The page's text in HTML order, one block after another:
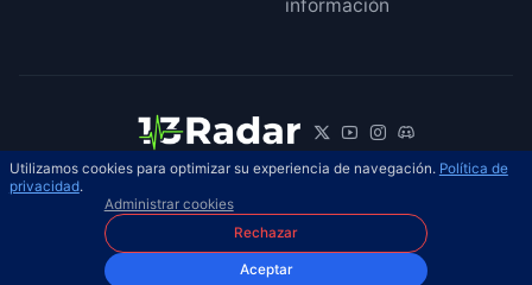
información
© 2026 13Radar. Reservados todos los
derechos.
Utilizamos cookies para optimizar su experiencia de navegación. Política de
privacidad.
Administrar cookies
Rechazar
Aceptar